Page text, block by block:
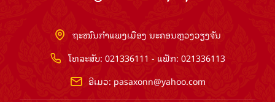
ຖະໜົນກຳແພງເມືອງ ນະຄອນຫຼວງວຽງຈັນ
ໂທລະສັບ: 021336111 - ແຟັກ: 021336113
ອີເມວ: pasaxonn@yahoo.com